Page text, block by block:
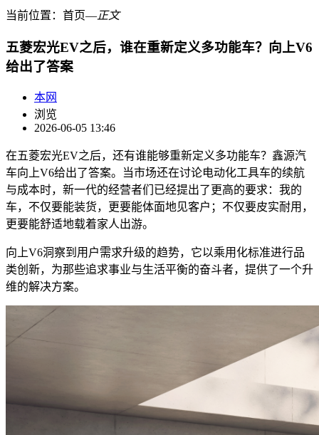
当前位置： 首页―正文
五菱宏光EV之后，谁在重新定义多功能车？向上V6
给出了答案
本网
浏览
2026-06-05 13:46
在五菱宏光EV之后，还有谁能够重新定义多功能车？鑫源汽
车向上V6给出了答案。当市场还在讨论电动化工具车的续航
与成本时，新一代的经营者们已经提出了更高的要求：我的
车，不仅要能装货，更要能体面地见客户；不仅要皮实耐用，
更要能舒适地载着家人出游。
向上V6洞察到用户需求升级的趋势，它以乘用化标准进行品
类创新，为那些追求事业与生活平衡的奋斗者，提供了一个升
维的解决方案。